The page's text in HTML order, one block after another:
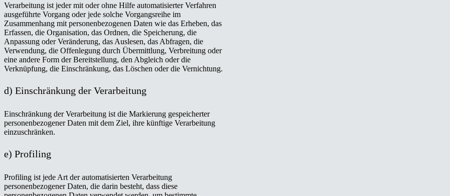
Verarbeitung ist jeder mit oder ohne Hilfe automatisierter Verfahren
ausgeführte Vorgang oder jede solche Vorgangsreihe im
Zusammenhang mit personenbezogenen Daten wie das Erheben, das
Erfassen, die Organisation, das Ordnen, die Speicherung, die
Anpassung oder Veränderung, das Auslesen, das Abfragen, die
Verwendung, die Offenlegung durch Übermittlung, Verbreitung oder
eine andere Form der Bereitstellung, den Abgleich oder die
Verknüpfung, die Einschränkung, das Löschen oder die Vernichtung.
d) Einschränkung der Verarbeitung
Einschränkung der Verarbeitung ist die Markierung gespeicherter
personenbezogener Daten mit dem Ziel, ihre künftige Verarbeitung
einzuschränken.
e) Profiling
Profiling ist jede Art der automatisierten Verarbeitung
personenbezogener Daten, die darin besteht, dass diese